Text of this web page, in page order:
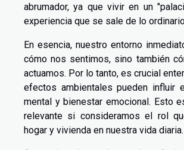
abrumador, ya que vivir en un
experiencia que se sale de lo
En esencia, nuestro entorno
cómo nos sentimos, sino también
actuamos. Por lo tanto, es crucial
efectos ambientales pueden influir
mental y bienestar emocional. Esto
relevante si consideramos el rol
hogar y vivienda en nuestra vida diaria.